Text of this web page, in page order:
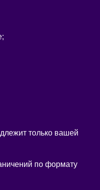
только вашей
по формату